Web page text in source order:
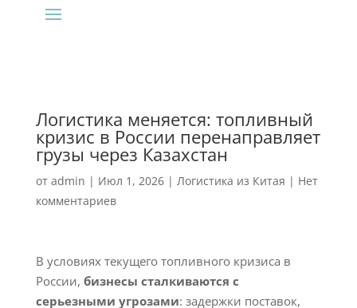
Логистика меняется: топливный
кризис в России перенаправляет
грузы через Казахстан
от admin | Июл 1, 2026| Логистика из Китая | Нет
комментариев
В условиях текущего топливного кризиса в
России, бизнесы сталкиваются с
серьезными угрозами: задержки поставок,